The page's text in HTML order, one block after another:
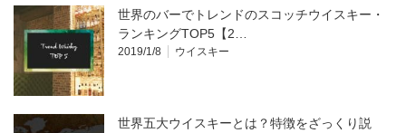
世界のバーでトレンドのスコッチウイスキー・
ランキングTOP5【2…
2019/1/8 ウイスキー
世界五大ウイスキーとは？特徴をざっくり説